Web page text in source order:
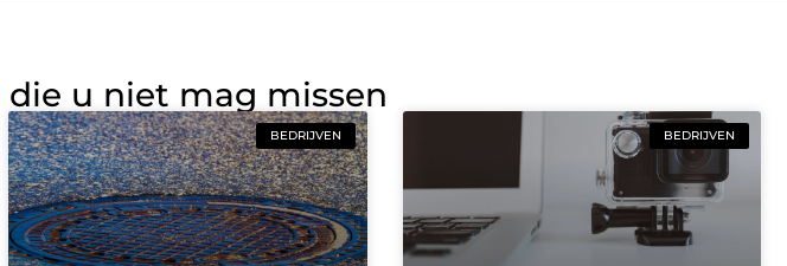
die u niet mag missen
BEDRIJVEN BEDRIJVEN